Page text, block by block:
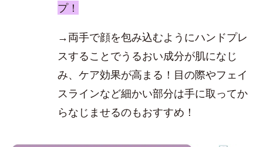
プ！
→両手で顔を包み込むようにハンドプレ
スすることでうるおい成分が肌になじ
み、ケア効果が高まる！目の際やフェイ
スラインなど細かい部分は手に取ってか
らなじませるのもおすすめ！